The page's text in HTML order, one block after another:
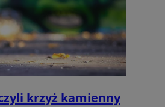
krzyż kamienny